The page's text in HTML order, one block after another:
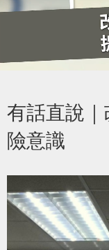
有話直說
險意識